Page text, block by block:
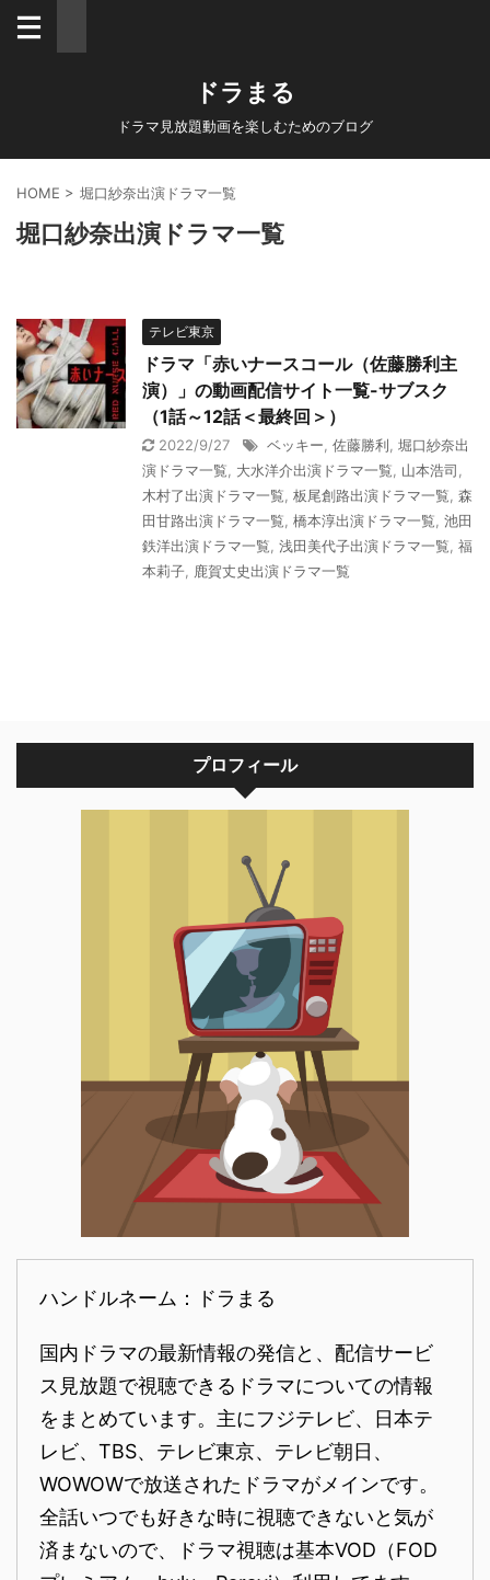
ドラまる
ドラマ見放題動画を楽しむためのブログ
HOME > 堀口紗奈出演ドラマ一覧
堀口紗奈出演ドラマ一覧
テレビ東京
ドラマ「赤いナースコール（佐藤勝利主
演）」の動画配信サイト一覧-サブスク
（1話～12話＜最終回＞）
2022/9/27 ベッキー 佐藤勝利 堀口紗奈出
演ドラマ一覧
大水洋介出演ドラマ一覧 山本浩司
木村了出演ドラマ一覧 板尾創路出演ドラマ一覧 森
田甘路出演ドラマ一覧 橋本淳出演ドラマ一覧 池田
鉄洋出演ドラマ一覧 浅田美代子出演ドラマ一覧 福
本莉子
鹿賀丈史出演ドラマ一覧
プロフィール
ハンドルネーム：ドラまる
国内ドラマの最新情報の発信と、配信サービ
ス見放題で視聴できるドラマについての情報
をまとめています。主にフジテレビ、日本テ
レビ、TBS、テレビ東京、テレビ朝日、
WOWOWで放送されたドラマがメインです。
全話いつでも好きな時に視聴できないと気が
済まないので、ドラマ視聴は基本VOD（FOD